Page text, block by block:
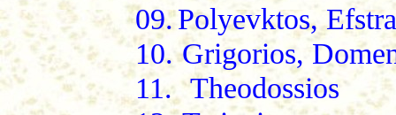
09.Polyevktos,
10. Grigorios,
11. Theodossios